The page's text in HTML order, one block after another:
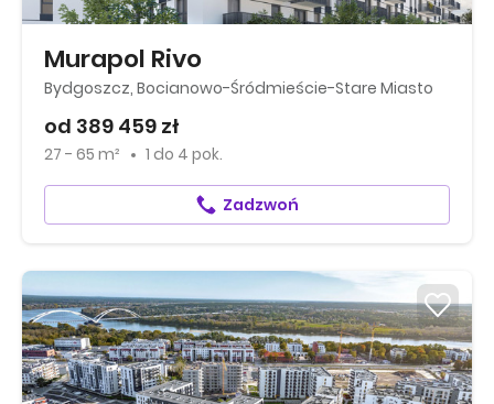
Murapol Rivo
Bydgoszcz, Bocianowo-Śródmieście-Stare Miasto
od 389 459 zł
27 - 65 m² 1 do 4 pok.
Zadzwoń